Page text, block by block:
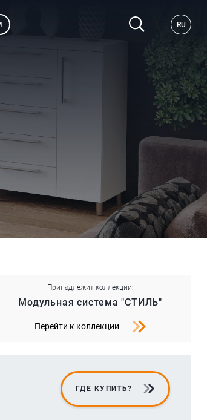
RU
Принадлежит коллекции:
Модульная система "СТИЛЬ"
Перейти к коллекции
ГДЕ КУПИТЬ?